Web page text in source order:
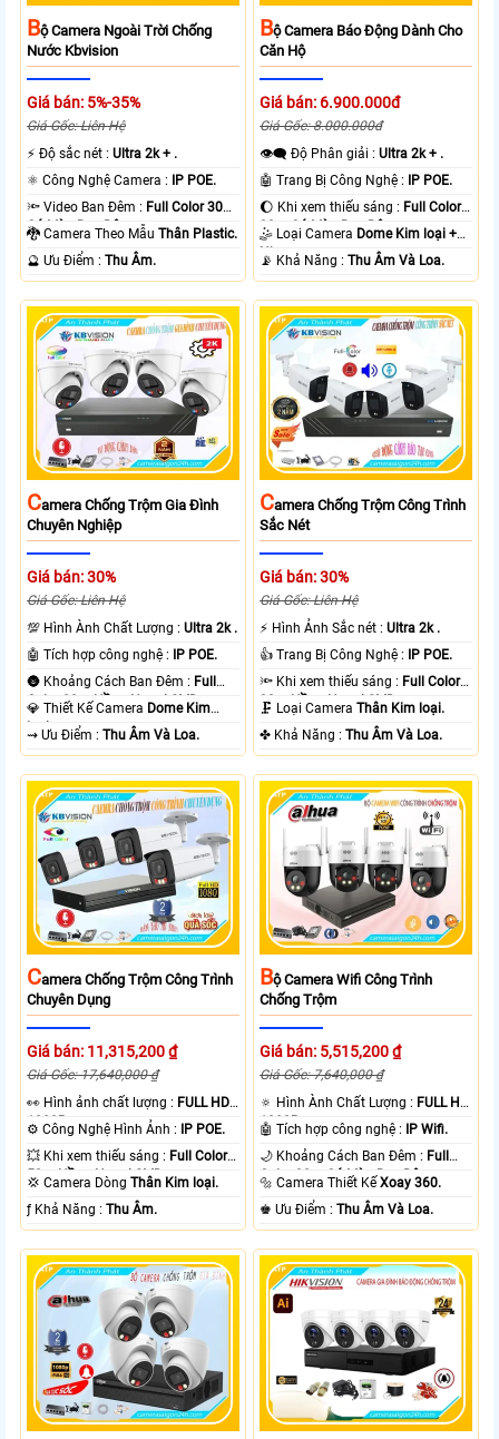
BỘ Camera Ngoài Trời Chống
Nước Kbvision
Giá bán: 5%-35%
Giá Gốc: Liên Hệ
️⚡ Độ sắc nét :Ultra 2k + .
⚛️ Công Nghệ Camera :
IP POE.
🔦 Video Ban Đêm : Full Color 30m
Có Màu Ban Ðêm.
🐉️ Camera Theo MẫuThân Plastic.
️🔮 Ưu Điểm :Thu Âm.
BỘ Camera Báo Động Dành Cho
Căn Hộ
Giá bán: 6.900.000đ
Giá Gốc: 8.000.000đ
👁️‍🗨 Độ Phân giải :Ultra 2k + .
🤖️ Trang Bị Công Nghệ :
IP POE.
🌔 Khi xem thiếu sáng : Full Color
30m Có Màu Ban Ðêm.
🤹 Loại Camera Dome Kim loại +
Nhựa.
️📡 Khả Năng :Thu Âm Và Loa.
CAmera Chống Trộm Gia Đình
Chuyên Nghiệp
Giá bán: 30%
Giá Gốc: Liên Hệ
💯 Hình Ành Chất Lượng :Ultra 2k .
🤖️ Tích hợp công nghệ :
IP POE.
🌚 Khoảng Cách Ban Đêm : Full
Color 30m Hồng Ngoại SMD.
💎 Thiết Kế Camera Dome Kim
loại.
️⇝ Ưu Điểm :Thu Âm Và Loa.
CAmera Chống Trộm Công Trình
Sắc Nét
Giá bán: 30%
Giá Gốc: Liên Hệ
️⚡ Hình Ảnh Sắc nét :Ultra 2k .
👍 Trang Bị Công Nghệ :
IP POE.
🔦 Khi xem thiếu sáng : Full Color
30m Hồng Ngoại SMD.
🗜️ Loại CameraThân Kim loại.
️✤ Khả Năng :Thu Âm Và Loa.
CAmera Chống Trộm Công Trình
Chuyên Dụng
Giá bán: 11,315,200 ₫
Giá Gốc: 17,640,000 ₫
️👀 Hình ảnh chất lượng : FULL HD
1080P .
⚙ Công Nghệ Hình Ảnh : IP POE.
💥 Khi xem thiếu sáng : Full Color
50m Hồng Ngoại SMD.
💢 Camera DòngThân Kim loại.
️ƒ Khả Năng :Thu Âm.
BỘ Camera Wifi Công Trình
Chống Trộm
Giá bán: 5,515,200 ₫
Giá Gốc: 7,640,000 ₫
🔅 Hình Ành Chất Lượng : FULL HD
1080P .
🤖️ Tích hợp công nghệ : IP Wifi.
🌙 Khoảng Cách Ban Đêm : Full
Color 30m Có Màu Ban Ðêm.
🔩 Camera Thiết KếXoay 360.
️♚ Ưu Điểm :Thu Âm Và Loa.